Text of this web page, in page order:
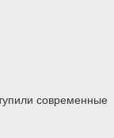
современные